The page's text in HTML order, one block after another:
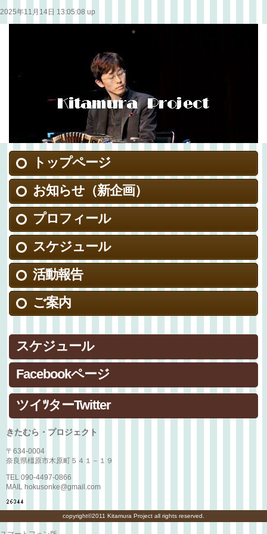
2025年11月14日 13:05:08 up
トップページ
お知らせ（新企画）
プロフィール
スケジュール
活動報告
ご案内
スケジュール
Facebookページ
ツイﾂターTwitter
きたむら・プロジェクト
〒634-0004
奈良県橿原市木原町５４１－１９
TEL 090-4497-0866
MAIL hokusonke@gmail.com
copyright©2011 Kitamura Project all rights reserved.